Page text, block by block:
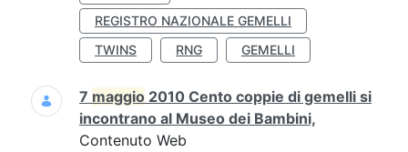
REGISTRO NAZIONALE GEMELLI
TWINS
RNG GEMELLI
7 maggio 2010 Cento coppie di gemelli si
incontrano al Museo dei Bambini,
Contenuto Web